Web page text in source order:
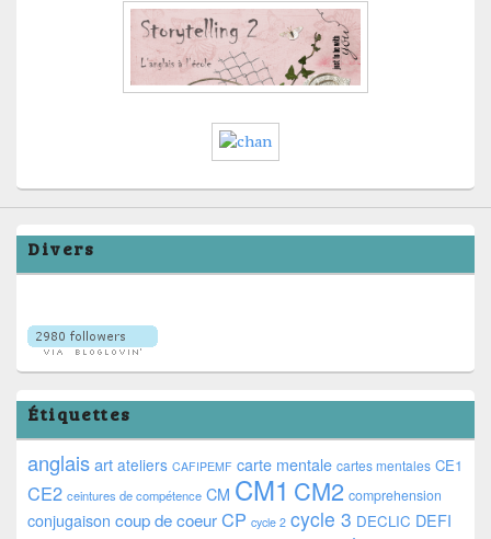
Divers
Étiquettes
anglaisart ateliers CAFIPEMF carte mentale cartes mentales CE1
CE2 ceintures de compétence CM CM1 CM2 comprehension
conjugaison coup de coeurCP cycle 2 cycle 3 DECLIC DEFI